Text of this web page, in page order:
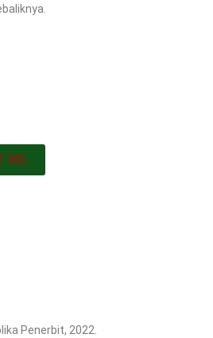
30)
Penerbit, 2022.